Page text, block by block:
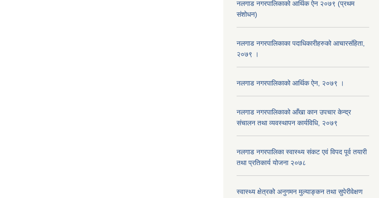
नलगाड नगरपालिकाको आर्थिक ऐन २०७९ (प्रथम
संशोधन)
नलगाड नगरपालिकाका पदाधिकारीहरुको आचारसंहिता,
२०७९ ।
नलगाड नगरपालिकाको आर्थिक ऐन, २०७९ ।
नलगाड नगरपालिकाको आँखा कान उपचार केन्द्र
संचालन तथा व्यवस्थापन कार्यविधि, २०७९
नलगाड नगरपालिका स्वास्थ्य संकट एवं विपद पूर्व तयारी
तथा प्रतिकार्य योजना २०७८
स्वास्थ्य क्षेत्रको अनुगमन मुल्याङ्कन तथा सुपेरीवेक्षण